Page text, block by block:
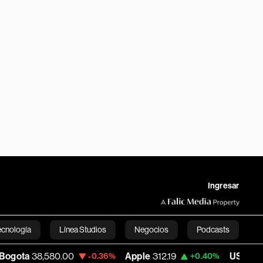
Ingresar
Línea Studios Negocios Podcasts
English-0.36% Apple 312.19 +0.40% USD COP 3,159.39